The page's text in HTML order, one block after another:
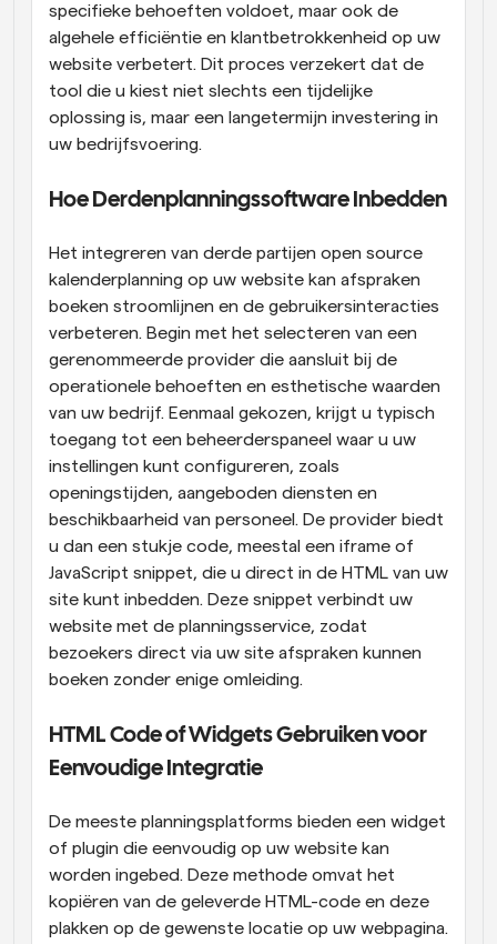
specifieke behoeften voldoet, maar ook de
algehele efficiëntie en klantbetrokkenheid op uw
website verbetert. Dit proces verzekert dat de
tool die u kiest niet slechts een tijdelijke
oplossing is, maar een langetermijn investering in
uw bedrijfsvoering.
Hoe Derdenplanningssoftware Inbedden
Het integreren van derde partijen open source
kalenderplanning op uw website kan afspraken
boeken stroomlijnen en de gebruikersinteracties
verbeteren. Begin met het selecteren van een
gerenommeerde provider die aansluit bij de
operationele behoeften en esthetische waarden
van uw bedrijf. Eenmaal gekozen, krijgt u typisch
toegang tot een beheerderspaneel waar u uw
instellingen kunt configureren, zoals
openingstijden, aangeboden diensten en
beschikbaarheid van personeel. De provider biedt
u dan een stukje code, meestal een iframe of
JavaScript snippet, die u direct in de HTML van uw
site kunt inbedden. Deze snippet verbindt uw
website met de planningsservice, zodat
bezoekers direct via uw site afspraken kunnen
boeken zonder enige omleiding.
HTML Code of Widgets Gebruiken voor
Eenvoudige Integratie
De meeste planningsplatforms bieden een widget
of plugin die eenvoudig op uw website kan
worden ingebed. Deze methode omvat het
kopiëren van de geleverde HTML-code en deze
plakken op de gewenste locatie op uw webpagina.